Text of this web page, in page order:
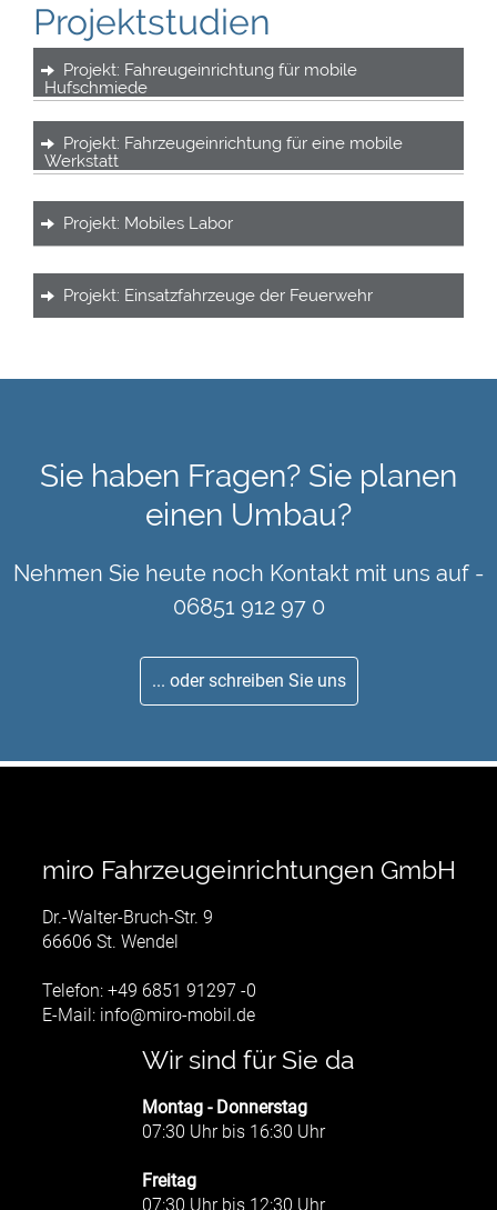
Projektstudien
Projekt: Fahreugeinrichtung für mobile
Hufschmiede
Projekt: Fahrzeugeinrichtung für eine mobile
Werkstatt
Projekt: Mobiles Labor
Projekt: Einsatzfahrzeuge der Feuerwehr
Sie haben Fragen? Sie planen
einen Umbau?
Nehmen Sie heute noch Kontakt mit uns auf -
06851 912 97 0
... oder schreiben Sie uns
miro Fahrzeugeinrichtungen GmbH
Dr.-Walter-Bruch-Str. 9
66606 St. Wendel
Telefon: +49 6851 91297 -0
E-Mail: info@miro-mobil.de
Wir sind für Sie da
Montag - Donnerstag
07:30 Uhr bis 16:30 Uhr
Freitag
07:30 Uhr bis 12:30 Uhr